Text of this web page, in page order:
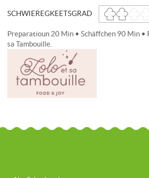
SCHWIEREGKEETSGRAD
Preparatioun 20 Min • Schäffchen 90 Min •
sa Tambouille.